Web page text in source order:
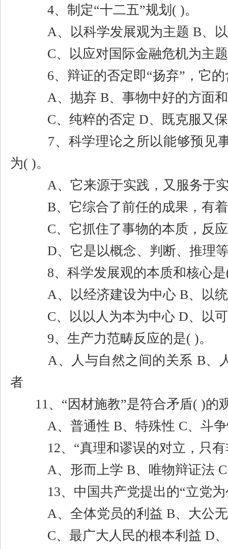
4、制定“十二五”规划 ( )。
A、以科学发展观为主题 B、
C、以应对国际金融危机为主
6、辩证的否定即“扬弃” ，它
A、抛弃 B、事物中好的方面
C、纯粹的否定 D、既克服又
7、科学理论之所以能够预见
为( )。
A、它来源于实践，又服务于
B、它综合了前任的成果，有
C、它抓住了事物的本质，反
D、它是以概念、判断、推理
8、科学发展观的本质和核心是
A、以经济建设为中心 B、以
C、以以人为本为中心 D、以
9、生产力范畴反应的是( )。
A、人与自然之间的关系 B、
者
11、 “因材施教”是符合矛盾( )的
A、普通性 B、特殊性 C、斗
12、 “真理和谬误的对立，只
A、形而上学 B、唯物辩证法 C
13、中国共产党提出的“立党
A、全体党员的利益 B、大公
C、最广大人民的根本利益 D